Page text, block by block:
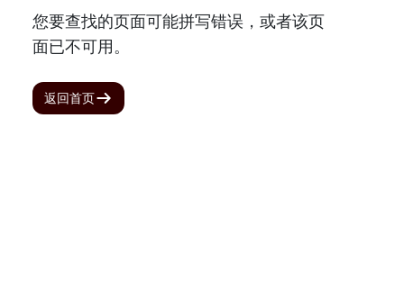
您要查找的页面可能拼写错误，或者该页
面已不可用。
返回首页